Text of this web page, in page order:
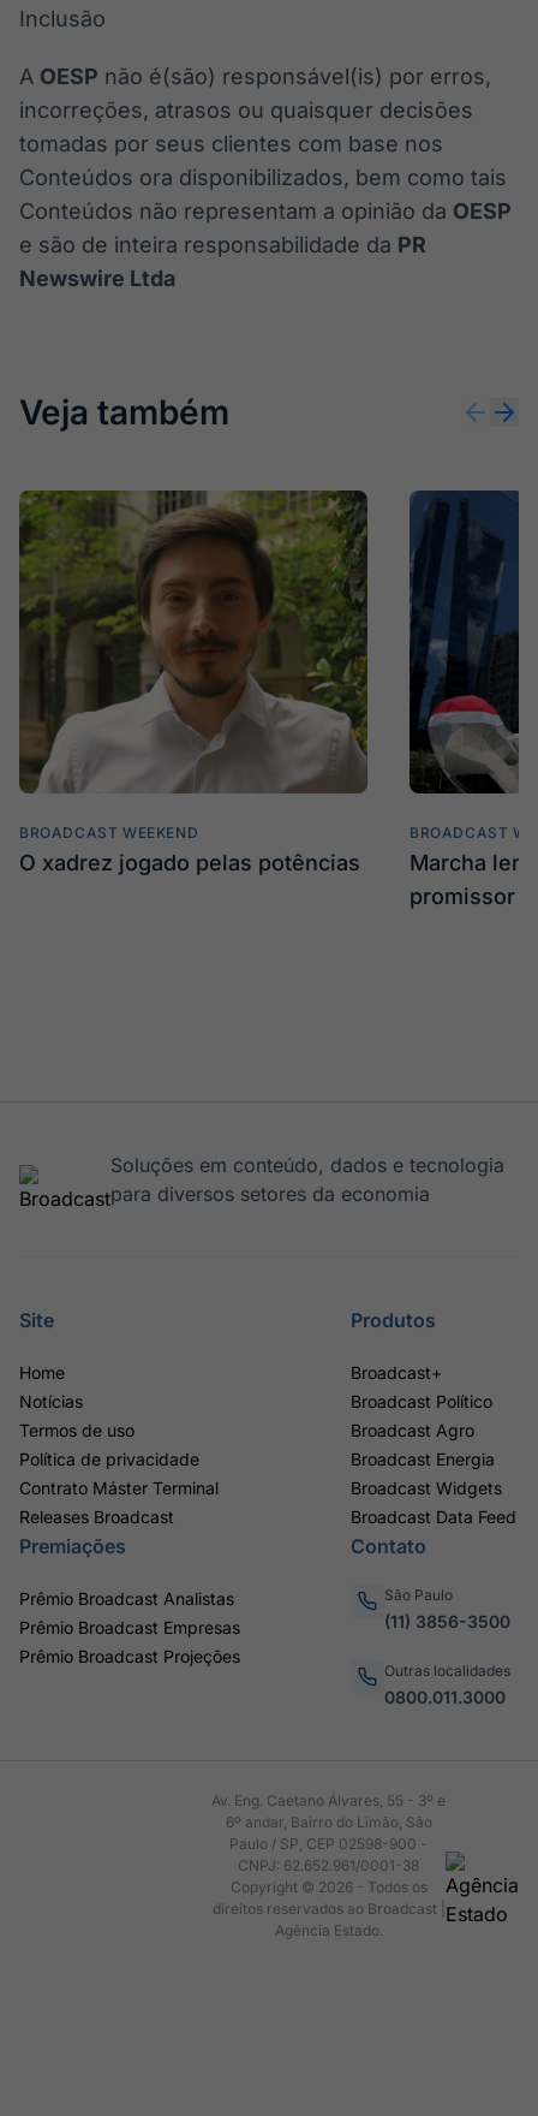
Inclusão
A OESP não é(são) responsável(is) por erros,
incorreções, atrasos ou quaisquer decisões
tomadas por seus clientes com base nos
Conteúdos ora disponibilizados, bem como tais
Conteúdos não representam a opinião da OESP
e são de inteira responsabilidade da PR
Newswire Ltda
Veja também
BROADCAST WEEKEND
O xadrez jogado pelas potências
BROADCAST
Marcha
promissor
Soluções em conteúdo, dados e tecnologia
para diversos setores da economia
Site
Home
Notícias
Termos de uso
Política de privacidade
Contrato Máster Terminal
Releases Broadcast
Produtos
Broadcast+
Broadcast Político
Broadcast Agro
Broadcast Energia
Broadcast Widgets
Broadcast Data Feed
Premiações
Prêmio Broadcast Analistas
Prêmio Broadcast Empresas
Prêmio Broadcast Projeções
Contato
São Paulo
(11) 3856-3500
Outras localidades
0800.011.3000
Av. Eng. Caetano Álvares, 55 - 3º e
6º andar, Bairro do Limão, São
Paulo / SP, CEP 02598-900 -
CNPJ: 62.652.961/0001-38
Copyright © 2026 - Todos os
direitos reservados ao Broadcast |
Agência Estado.